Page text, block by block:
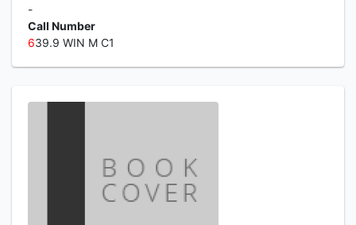
-
Call Number
639.9 WIN M C1